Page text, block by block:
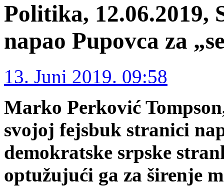
Politika, 12.06.2019,
napao Pupovca za
13. Juni 2019. 09:58
Marko Perković
svojoj fejsbuk stranici
demokratske srpske
optužujući ga za širenje